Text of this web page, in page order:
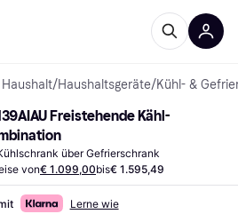
Haushalt/Haushaltsgeräte/Kühl- &
Freistehende Kähl-
über Gefrierschrank
von€ 1.099,00bis€ 1.595,49
Lerne wie